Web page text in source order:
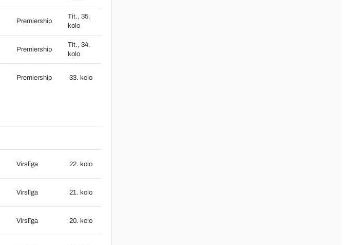
Premiership
Tit., 35.
kolo
Premiership
Tit., 34.
kolo
Premiership 33. kolo
Virslīga 22. kolo
Virslīga 21. kolo
Virslīga 20. kolo